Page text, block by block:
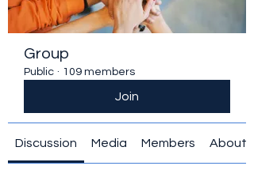
Group
Public · 109 members
Join
Discussion Media Members About